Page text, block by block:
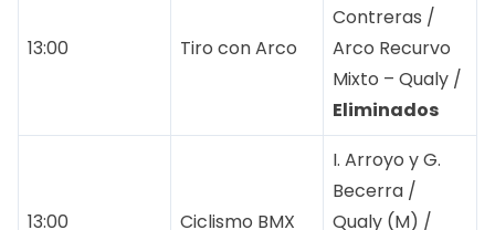
13:00 Tiro con Arco
Contreras /
Arco Recurvo
Mixto – Qualy /
Eliminados
13:00 Ciclismo BMX
I. Arroyo y G.
Becerra /
Qualy (M) /